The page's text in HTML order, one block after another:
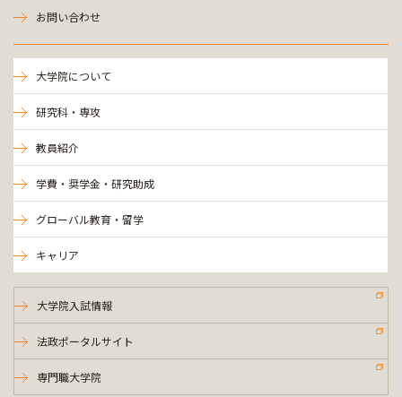
お問い合わせ
大学院について
研究科・専攻
教員紹介
学費・奨学金・研究助成
グローバル教育・留学
キャリア
大学院入試情報
法政ポータルサイト
専門職大学院